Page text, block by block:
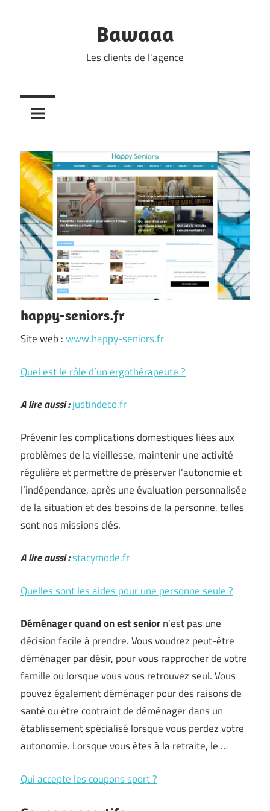
Bawaaa
Les clients de l'agence
happy-seniors.fr
Site web :www.happy-seniors.fr
Quel est le rôle d’un ergothérapeute ?
A lire aussi :justindeco.fr
Prévenir les complications domestiques liées aux
problèmes de la vieillesse, maintenir une activité
régulière et permettre de préserver l’autonomie et
l’indépendance, après une évaluation personnalisée
de la situation et des besoins de la personne, telles
sont nos missions clés.
A lire aussi :stacymode.fr
Quelles sont les aides pour une personne seule ?
Déménager quand on est seniorn’est pas une
décision facile à prendre. Vous voudrez peut-être
déménager par désir, pour vous rapprocher de votre
famille ou lorsque vous vous retrouvez seul. Vous
pouvez également déménager pour des raisons de
santé ou être contraint de déménager dans un
établissement spécialisé lorsque vous perdez votre
autonomie. Lorsque vous êtes à la retraite, le …
Qui accepte les coupons sport ?